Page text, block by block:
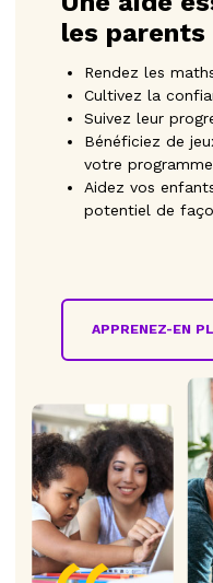
les parents
Rendez les
Cultivez la
Suivez leur
Bénéficiez de
votre
Aidez vos
potentiel de
APPRENEZ-EN